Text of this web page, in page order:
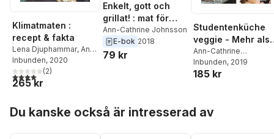
Klimatmaten :
recept & fakta
Lena Djuphammar, Ann-
Cathrine Johnsson
Inbunden, 2020
4,0utav 5 stjärnor. Totalt antal röster:
(2)
265 kr
Enkelt, gott och
grillat! : mat för
sköna, lata dagar
Ann-Cathrine Johnsson
E-bok 2018
79 kr
Studentenküche
veggie - Mehr als
60 einfache
vegetarische
Rezepte, Infos zu
das wichtigste
Ann-Cathrine
Johnsson ,Lena
Djuphammar
Inbunden, 2019
185 kr
Du kanske också är intresserad av